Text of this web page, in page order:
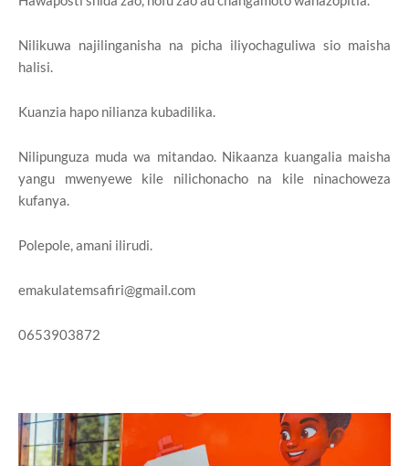
Nilikuwa najilinganisha na picha iliyochaguliwa sio maisha
halisi.
Kuanzia hapo nilianza kubadilika.
Nilipunguza muda wa mitandao. Nikaanza kuangalia maisha
yangu mwenyewe kile nilichonacho na kile ninachoweza
kufanya.
Polepole, amani ilirudi.
emakulatemsafiri@gmail.com
0653903872